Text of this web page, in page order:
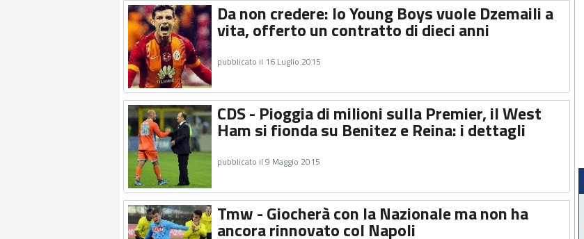
Da non credere: lo Young Boys vuole Dzemaili a
vita, offerto un contratto di dieci anni
pubblicato il 16 Luglio 2015
CDS - Pioggia di milioni sulla Premier, il West
Ham si fionda su Benitez e Reina: i dettagli
pubblicato il 9 Maggio 2015
Tmw - Giocherà con la Nazionale ma non ha
ancora rinnovato col Napoli